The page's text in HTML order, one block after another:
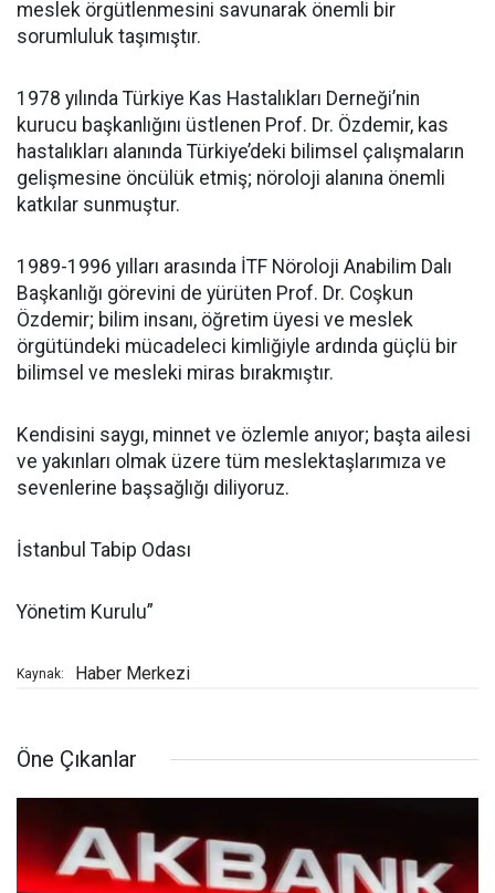
meslek örgütlenmesini savunarak önemli bir
sorumluluk taşımıştır.
1978 yılında Türkiye Kas Hastalıkları Derneği’nin
kurucu başkanlığını üstlenen Prof. Dr. Özdemir, kas
hastalıkları alanında Türkiye’deki bilimsel çalışmaların
gelişmesine öncülük etmiş; nöroloji alanına önemli
katkılar sunmuştur.
1989-1996 yılları arasında İTF Nöroloji Anabilim Dalı
Başkanlığı görevini de yürüten Prof. Dr. Coşkun
Özdemir; bilim insanı, öğretim üyesi ve meslek
örgütündeki mücadeleci kimliğiyle ardında güçlü bir
bilimsel ve mesleki miras bırakmıştır.
Kendisini saygı, minnet ve özlemle anıyor; başta ailesi
ve yakınları olmak üzere tüm meslektaşlarımıza ve
sevenlerine başsağlığı diliyoruz.
İstanbul Tabip Odası
Yönetim Kurulu”
Kaynak: Haber Merkezi
Öne Çıkanlar